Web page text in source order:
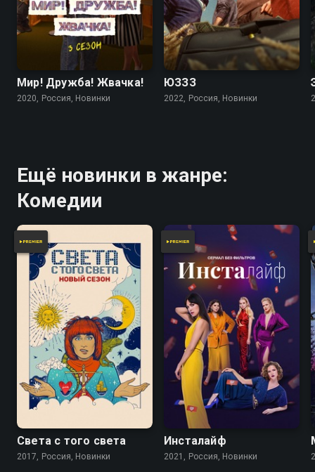
Мир! Дружба! Жвачка!
2020, Россия, Новинки
ЮЗЗЗ
2022, Россия, Новинки
Ещё новинки в жанре:
Комедии
Света с того света
2017, Россия, Новинки
Инсталайф
2021, Россия, Новинки